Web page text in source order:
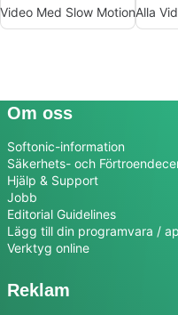
Video Med Slow MotionAlla
Om oss
Softonic-information
Säkerhets- och
Hjälp & Support
Jobb
Editorial Guidelines
Lägg till din programvara /
Verktyg online
Reklam